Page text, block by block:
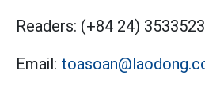
Readers: (+84 24)
Email: